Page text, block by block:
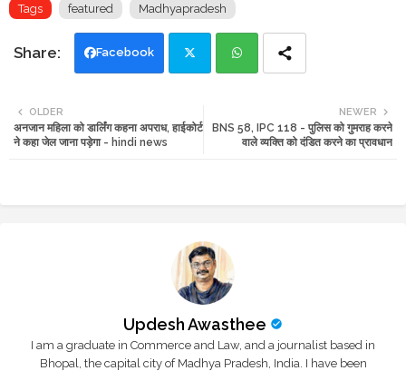
Tags featured Madhyapradesh
Facebook
tte ats
NEWER
BNS 58, IPC 118 - पुलिस को गुमराह करने
वाले व्यक्ति को दंडित करने का प्रावधान
OLDER
अनजान महिला को डार्लिंग कहना अपराध, हाईकोर्ट
ने कहा जेल जाना पड़ेगा - hindi news
Updesh Awasthee
I am a graduate in Commerce and Law, and a journalist based in
Bhopal, the capital city of Madhya Pradesh, India. I have been